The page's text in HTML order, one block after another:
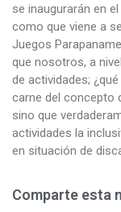
se inaugurarán en
como que viene a
Juegos
que nosotros, a
de actividades;
carne del concepto
sino que
actividades la
en situación de
Comparte esta